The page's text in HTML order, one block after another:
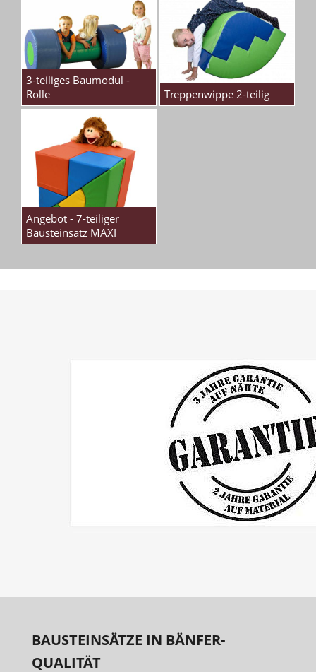
3-teiliges Baumodul -
Rolle
Treppenwippe 2-teilig
Angebot - 7-teiliger
Bausteinsatz MAXI
BAUSTEINSÄTZE IN BÄNFER-
QUALITÄT